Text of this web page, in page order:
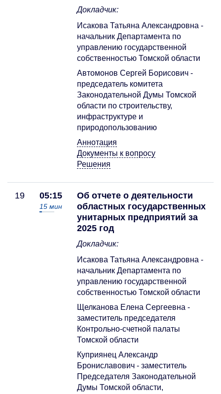
Докладчик:
Исакова Татьяна Александровна -
начальник Департамента по
управлению государственной
собственностью Томской области
Автомонов Сергей Борисович -
председатель комитета
Законодательной Думы Томской
области по строительству,
инфраструктуре и
природопользованию
Аннотация
Документы к вопросу
Решения
19 05:15
15 мин
Об отчете о деятельности
областных государственных
унитарных предприятий за
2025 год
Докладчик:
Исакова Татьяна Александровна -
начальник Департамента по
управлению государственной
собственностью Томской области
Щелканова Елена Сергеевна -
заместитель председателя
Контрольно-счетной палаты
Томской области
Куприянец Александр
Брониславович - заместитель
Председателя Законодательной
Думы Томской области,